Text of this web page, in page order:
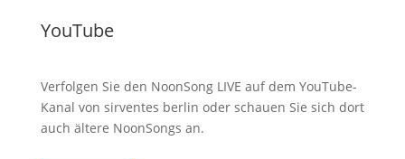
YouTube
Verfolgen Sie den NoonSong LIVE auf dem YouTube-
Kanal von sirventes berlin oder schauen Sie sich dort
auch ältere NoonSongs an.